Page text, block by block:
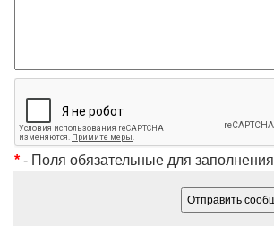
* - Поля обязательные для заполнения